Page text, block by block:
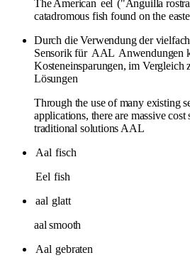
The American eel ("Anguilla
catadromous fish found on the
Durch die Verwendung der
Sensorik für AAL Anwendungen
Kosteneinsparungen, im Vergleich
Lösungen
Through the use of many existing
applications, there are massive
traditional solutions AAL
Aal fisch
Eel fish
aal glatt
aal smooth
Aal gebraten